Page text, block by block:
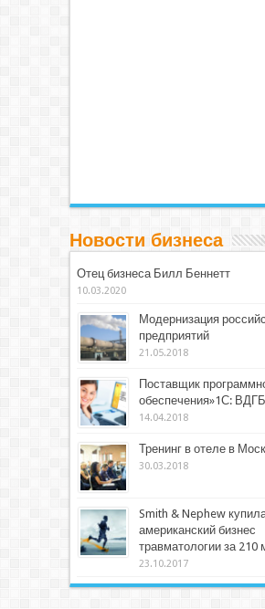
Новости бизнеса
Отец бизнеса Билл Беннетт
10.03.2020
Модернизация
предприятий
21.05.2018
Поставщик
обеспечения»1С:
14.04.2018
Тренинг в отеле в
30.03.2018
Smith & Nephew
американский бизнес
травматологии за 210
23.10.2017